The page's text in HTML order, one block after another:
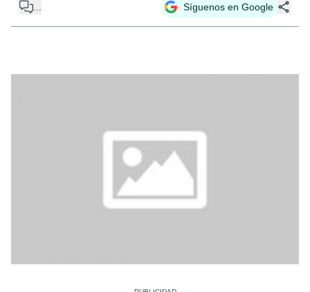
Síguenos en Google